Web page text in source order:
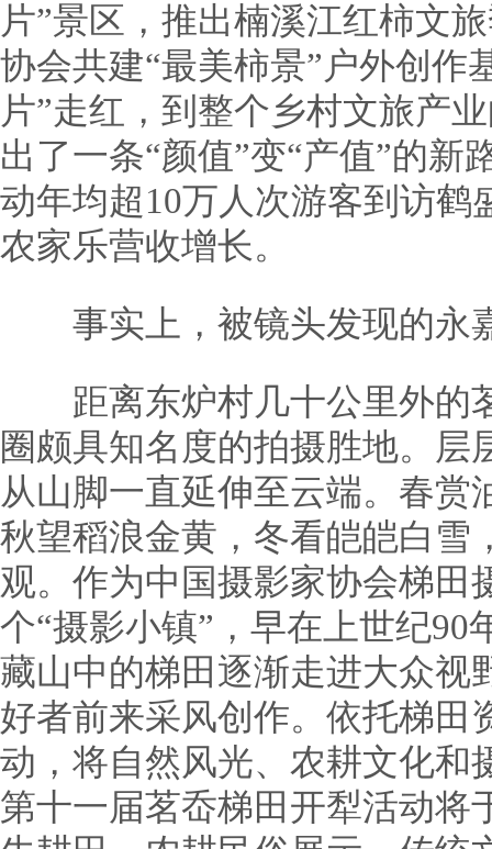
片”景区，推出楠溪江红柿文
协会共建“最美柿景”户外创作
片”走红，到整个乡村文旅产
出了一条“颜值”变“产值”的新
动年均超10万人次游客到访鹤
农家乐营收增长。
事实上，被镜头发现的永
距离东炉村几十公里外的
圈颇具知名度的拍摄胜地。层
从山脚一直延伸至云端。春赏
秋望稻浪金黄，冬看皑皑白雪
观。作为中国摄影家协会梯田
个“摄影小镇”，早在上世纪90
藏山中的梯田逐渐走进大众视
好者前来采风创作。依托梯田
动，将自然风光、农耕文化和
第十一届茗岙梯田开犁活动将